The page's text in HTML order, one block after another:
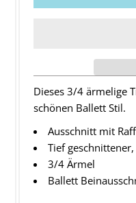
Dieses 3/4 ärmelige
schönen Ballett Stil.
Ausschnitt mit
Tief
3/4 Ärmel
Ballett